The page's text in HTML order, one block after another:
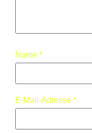
Name *
E-Mail-Adresse *